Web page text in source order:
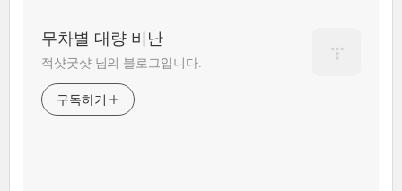
무차별 대량 비난
적샷굿샷 님의 블로그입니다.
구독하기